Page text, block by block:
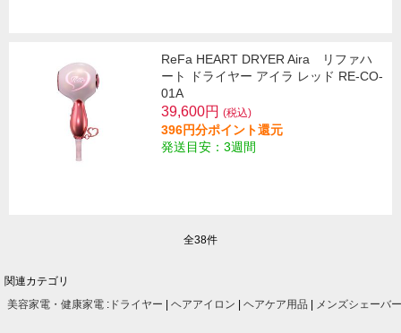
ReFa HEART DRYER Aira リファハ
ート ドライヤー アイラ レッド RE-CO-
01A
39,600円 (税込)
396円分ポイント還元
発送目安：3週間
全38件
関連カテゴリ
美容家電・健康家電 : ドライヤー ヘアアイロン ヘアケア用品 メンズシェーバー